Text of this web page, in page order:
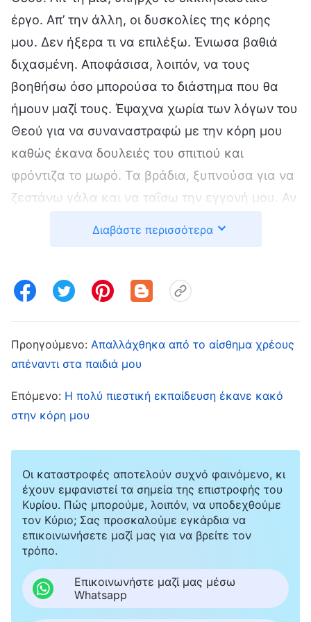
έργο. Απ’ την άλλη, οι δυσκολίες της κόρης
μου. Δεν ήξερα τι να επιλέξω. Ένιωσα βαθιά
διχασμένη. Αποφάσισα, λοιπόν, να τους
βοηθήσω όσο μπορούσα το διάστημα που θα
ήμουν μαζί τους. Έψαχνα χωρία των λόγων του
Θεού για να συναναστραφώ με την κόρη μου
καθώς έκανα δουλειές του σπιτιού και
φρόντιζα το μωρό. Τα βράδια, ξυπνούσα για να
ζεστάνω γάλα και να ταΐσω την εγγονή μου. Αν
ήμουν τόσο εξουθενωμένη μερικές φορές, που
η πλάτη και η μέση μου, ένιωθα ικανοποίηση
να φύγω. Αν και ήθελα να μείνω, έφυγα επειδή
σκεφτόμουν το καθήκον μου. Αργότερα, αν και
έκανα το καθήκον μου, σκεφτόμουν συνεχώς
να επιστρέψω για να φροντίσω την κόρη μου.
να ελεγχθεί και τα προβλήματα των αδελφών
μου, έδινα μόνο μια απλή συναναστροφή και
δεν ήθελα πραγματικά να λύσω τα ζητήματα
τους με φροντίδα. Ήθελα μάλιστα να βρω
γρήγορα κάποιον κατάλληλο να με
αντικαταστήσει στο καθήκον μου έτσι ώστε να
Διαβάστε περισσότερα
Προηγούμενο: Απαλλάχθηκα από το αίσθημα χρέους
απέναντι στα παιδιά μου
Επόμενο: Η πολύ πιεστική εκπαίδευση έκανε κακό
στην κόρη μου
Οι καταστροφές αποτελούν συχνό φαινόμενο, κι
έχουν εμφανιστεί τα σημεία της επιστροφής του
Κυρίου. Πώς μπορούμε, λοιπόν, να υποδεχθούμε
τον Κύριο; Σας προσκαλούμε εγκάρδια να
επικοινωνήσετε μαζί μας για να βρείτε τον
τρόπο.
Επικοινωνήστε μαζί μας μέσω
Whatsapp